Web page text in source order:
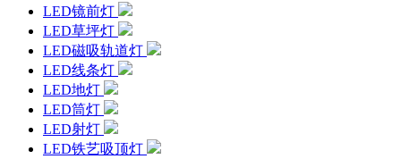
LED镜前灯
LED草坪灯
LED磁吸轨道灯
LED线条灯
LED地灯
LED筒灯
LED射灯
LED铁艺吸顶灯